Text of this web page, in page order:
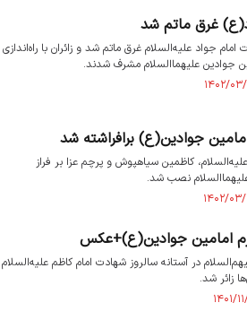
غرق ماتم شد
جواد علیه‌السلام غرق ماتم شد و زائران با راه‌اندازی
جوادین علیهماالسلام مشرف شدند.
جوادین(ع) برافراشته شد
کاظمین سیاهپوش و پرچم عزا بر فراز
نصب شد.
امامین جوادین(ع)+عکس
در آستانه سالروز شهادت امام کاظم علیه‌السلام
زائر شد.